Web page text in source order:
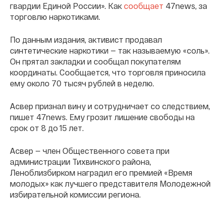
гвардии Единой России». Как сообщает 47news, за
торговлю наркотиками.
По данным издания, активист продавал
синтетические наркотики — так называемую «соль».
Он прятал закладки и сообщал покупателям
координаты. Сообщается, что торговля приносила
ему около 70 тысяч рублей в неделю.
Асвер признал вину и сотрудничает со следствием,
пишет 47news. Ему грозит лишение свободы на
срок от 8 до 15 лет.
Асвер — член Общественного совета при
администрации Тихвинского района,
Леноблизбирком наградил его премией «Время
молодых» как лучшего представителя Молодежной
избирательной комиссии региона.